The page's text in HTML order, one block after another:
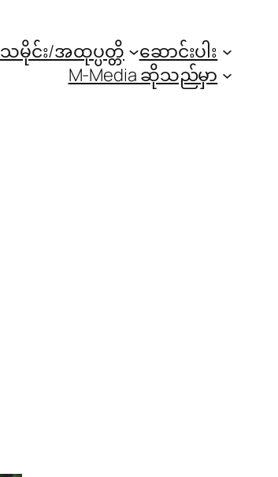
သမိုင်း/အထုပ္ပတ္တိ
ဆောင်းပါး
M-Media ဆိုသည်မှာ